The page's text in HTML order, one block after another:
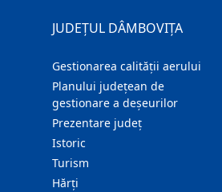
JUDEȚUL DÂMBOVIȚA
Gestionarea calității aerului
Planului județean de
gestionare a deșeurilor
Prezentare judeţ
Istoric
Turism
Hărţi